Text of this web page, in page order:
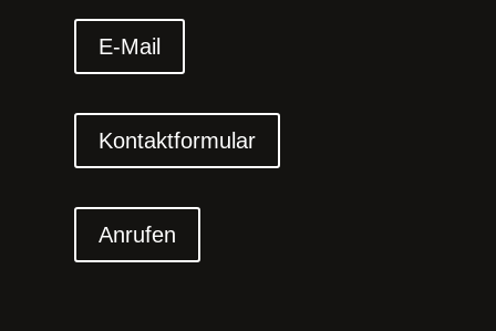
E-Mail
Kontaktformular
Anrufen